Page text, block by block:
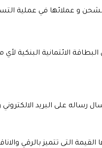
الشحن و عملائها في عملية
الائتمانية البنكية
رساله على البريد
التى تتميز بالرقي